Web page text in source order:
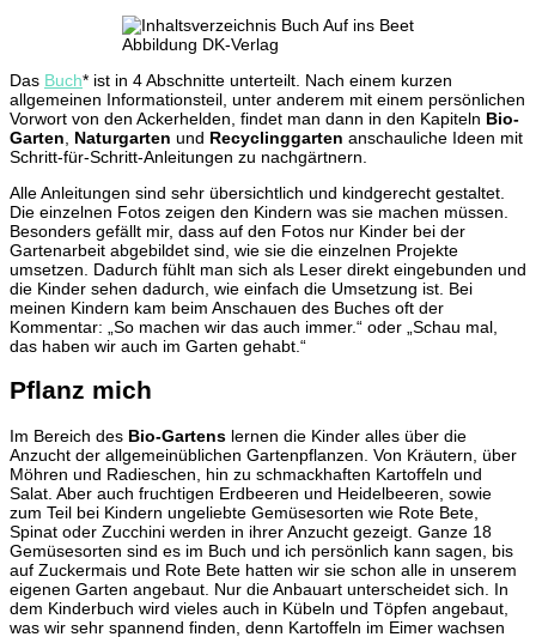
Abbildung DK-Verlag
Das Buch* ist in 4 Abschnitte unterteilt. Nach einem kurzen
allgemeinen Informationsteil, unter anderem mit einem persönlichen
Vorwort von den Ackerhelden, findet man dann in den Kapiteln Bio-
Garten
Naturgarten und Recyclinggarten anschauliche Ideen mit
Schritt-für-Schritt-Anleitungen zu nachgärtnern.
Alle Anleitungen sind sehr übersichtlich und kindgerecht gestaltet.
Die einzelnen Fotos zeigen den Kindern was sie machen müssen.
Besonders gefällt mir, dass auf den Fotos nur Kinder bei der
Gartenarbeit abgebildet sind, wie sie die einzelnen Projekte
umsetzen. Dadurch fühlt man sich als Leser direkt eingebunden und
die Kinder sehen dadurch, wie einfach die Umsetzung ist. Bei
meinen Kindern kam beim Anschauen des Buches oft der
Kommentar: „So machen wir das auch immer.“ oder „Schau mal,
das haben wir auch im Garten gehabt.“
Pflanz mich
Im Bereich des Bio-Gartens lernen die Kinder alles über die
Anzucht der allgemeinüblichen Gartenpflanzen. Von Kräutern, über
Möhren und Radieschen, hin zu schmackhaften Kartoffeln und
Salat. Aber auch fruchtigen Erdbeeren und Heidelbeeren, sowie
zum Teil bei Kindern ungeliebte Gemüsesorten wie Rote Bete,
Spinat oder Zucchini werden in ihrer Anzucht gezeigt. Ganze 18
Gemüsesorten sind es im Buch und ich persönlich kann sagen, bis
auf Zuckermais und Rote Bete hatten wir sie schon alle in unserem
eigenen Garten angebaut. Nur die Anbauart unterscheidet sich. In
dem Kinderbuch wird vieles auch in Kübeln und Töpfen angebaut,
was wir sehr spannend finden, denn Kartoffeln im Eimer wachsen